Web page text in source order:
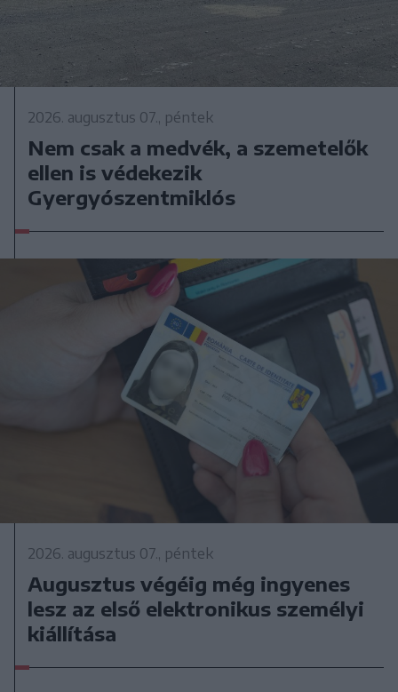
2026. augusztus 07., péntek
Nem csak a medvék, a szemetelők
ellen is védekezik
Gyergyószentmiklós
2026. augusztus 07., péntek
Augusztus végéig még ingyenes
lesz az első elektronikus személyi
kiállítása